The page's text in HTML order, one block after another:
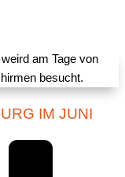
IM JUNI